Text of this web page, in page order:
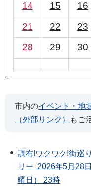
14
15 16
21
22 23
28
29 30
市内のイベント・地
（外部リンク）
もご
調布!ワクワク!街巡
リー 2026年5月28
曜日） 23時